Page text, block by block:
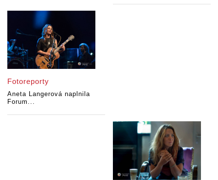
Fotoreporty
Aneta Langerová naplnila
Forum...